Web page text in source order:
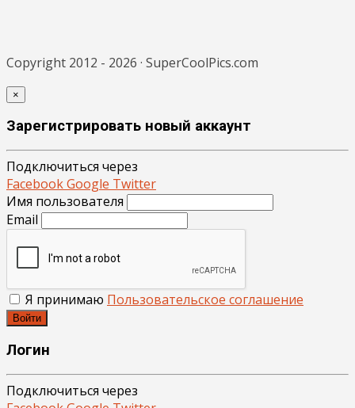
Copyright 2012 - 2026 · SuperCoolPics.com
×
Зарегистрировать новый аккаунт
Подключиться через
FacebookGoogle Twitter
Имя пользователя
Email
Я принимаю Пользовательское соглашение
Войти
Логин
Подключиться через